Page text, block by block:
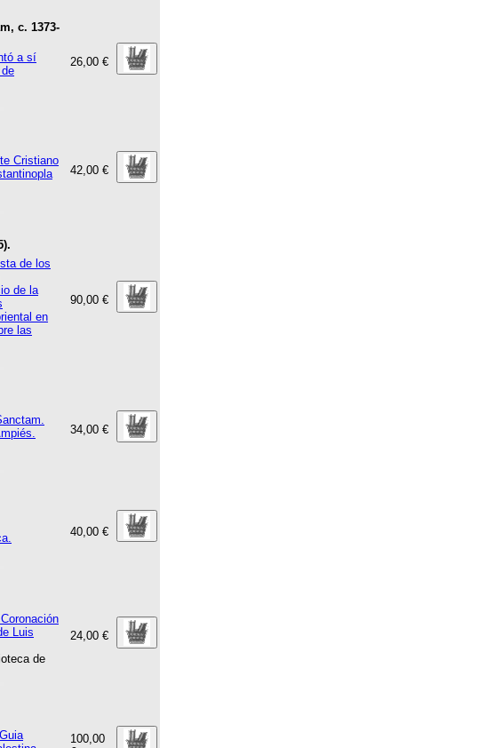
c. 1373-
26,00 €
a sí
42,00 €
Cristiano
90,00 €
de los
de la
en
las
34,00 €
40,00 €
24,00 €
Luis
de
100,00